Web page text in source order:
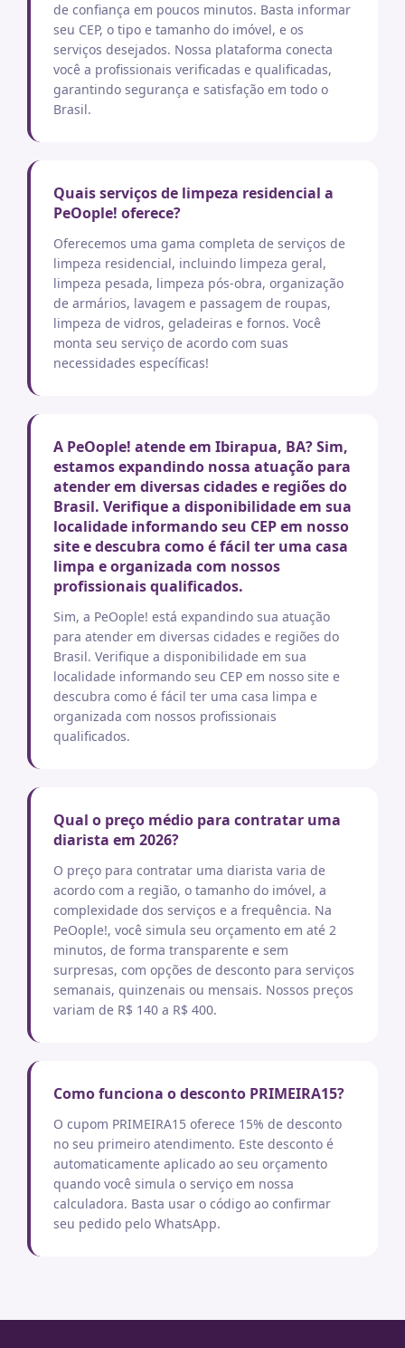
de confiança em poucos minutos. Basta informar
seu CEP, o tipo e tamanho do imóvel, e os
serviços desejados. Nossa plataforma conecta
você a profissionais verificadas e qualificadas,
garantindo segurança e satisfação em todo o
Brasil.
Quais serviços de limpeza residencial a
PeOople! oferece?
Oferecemos uma gama completa de serviços de
limpeza residencial, incluindo limpeza geral,
limpeza pesada, limpeza pós-obra, organização
de armários, lavagem e passagem de roupas,
limpeza de vidros, geladeiras e fornos. Você
monta seu serviço de acordo com suas
necessidades específicas!
A PeOople! atende em Ibirapua, BA? Sim,
estamos expandindo nossa atuação para
atender em diversas cidades e regiões do
Brasil. Verifique a disponibilidade em sua
localidade informando seu CEP em nosso
site e descubra como é fácil ter uma casa
limpa e organizada com nossos
profissionais qualificados.
Sim, a PeOople! está expandindo sua atuação
para atender em diversas cidades e regiões do
Brasil. Verifique a disponibilidade em sua
localidade informando seu CEP em nosso site e
descubra como é fácil ter uma casa limpa e
organizada com nossos profissionais
qualificados.
Qual o preço médio para contratar uma
diarista em 2026?
O preço para contratar uma diarista varia de
acordo com a região, o tamanho do imóvel, a
complexidade dos serviços e a frequência. Na
PeOople!, você simula seu orçamento em até 2
minutos, de forma transparente e sem
surpresas, com opções de desconto para serviços
semanais, quinzenais ou mensais. Nossos preços
variam de R$ 140 a R$ 400.
Como funciona o desconto PRIMEIRA15?
O cupom PRIMEIRA15 oferece 15% de desconto
no seu primeiro atendimento. Este desconto é
automaticamente aplicado ao seu orçamento
quando você simula o serviço em nossa
calculadora. Basta usar o código ao confirmar
seu pedido pelo WhatsApp.